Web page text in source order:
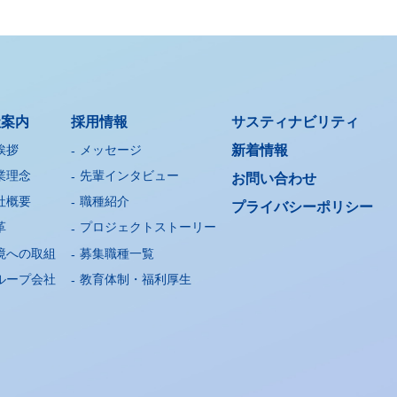
内
拶
理念
概要
への取組
ープ会社
採用情報
メッセージ
先輩インタビュー
職種紹介
プロジェクトストーリー
募集職種一覧
教育体制・福利厚生
サスティナビリティ
新着情報
お問い合わせ
プライバシーポリシー